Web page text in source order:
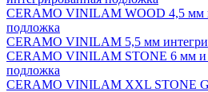
CERAMO VINILAM WOOD 4,5 мм
подложка
CERAMO VINILAM 5,5 мм
CERAMO VINILAM STONE 6 мм и
подложка
CERAMO VINILAM XXL STONE